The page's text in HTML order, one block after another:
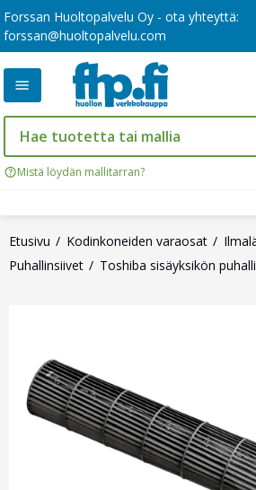
Forssan Huoltopalvelu Oy - ota yhteyttä:
forssan@huoltopalvelu.com
Mistä löydän mallitarran?
Etusivu Kodinkoneiden varaosat
Puhallinsiivet
Toshiba sisäyksikön